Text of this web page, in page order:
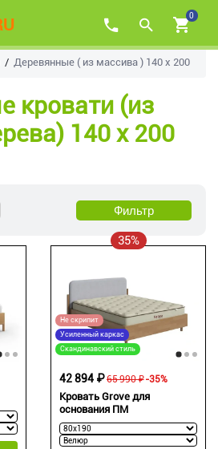
0
Деревянные ( из массива ) 140 х 200
кровати (из
140 х 200
Фильтр
35%
Не скрипит
Усиленный каркас
Скандинавский стиль
Кровать Grove для
основания ПМ
65 990 ₽
42 894 ₽ -35%